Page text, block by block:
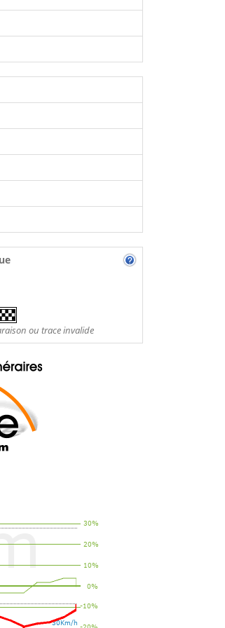
ou trace invalide